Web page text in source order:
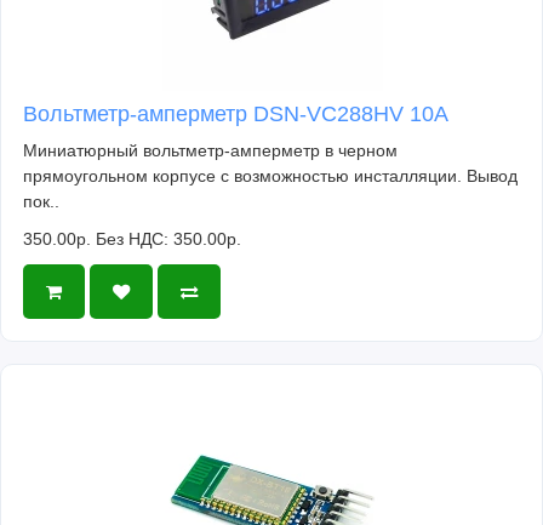
Вольтметр-амперметр DSN-VC288HV 10А
Миниатюрный вольтметр-амперметр в черном
прямоугольном корпусе с возможностью инсталляции. Вывод
пок..
350.00р. Без НДС: 350.00р.